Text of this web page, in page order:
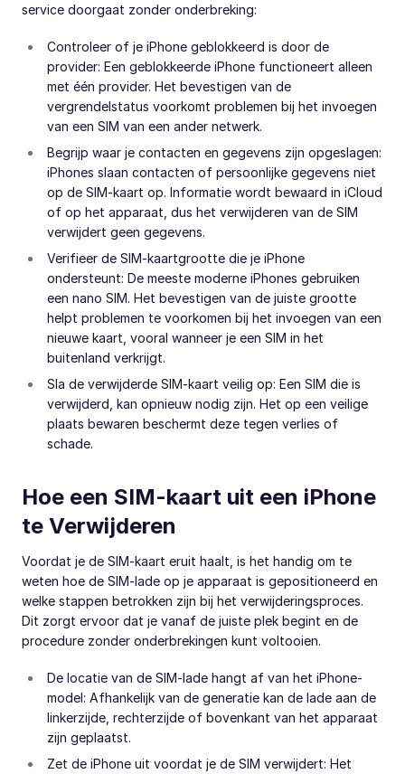
service doorgaat zonder onderbreking:
Controleer of je iPhone geblokkeerd is door de
provider: Een geblokkeerde iPhone functioneert alleen
met één provider. Het bevestigen van de
vergrendelstatus voorkomt problemen bij het invoegen
van een SIM van een ander netwerk.
Begrijp waar je contacten en gegevens zijn opgeslagen:
iPhones slaan contacten of persoonlijke gegevens niet
op de SIM-kaart op. Informatie wordt bewaard in iCloud
of op het apparaat, dus het verwijderen van de SIM
verwijdert geen gegevens.
Verifieer de SIM-kaartgrootte die je iPhone
ondersteunt: De meeste moderne iPhones gebruiken
een nano SIM. Het bevestigen van de juiste grootte
helpt problemen te voorkomen bij het invoegen van een
nieuwe kaart, vooral wanneer je een SIM in het
buitenland verkrijgt.
Sla de verwijderde SIM-kaart veilig op: Een SIM die is
verwijderd, kan opnieuw nodig zijn. Het op een veilige
plaats bewaren beschermt deze tegen verlies of
schade.
Hoe een SIM-kaart uit een iPhone
te Verwijderen
Voordat je de SIM-kaart eruit haalt, is het handig om te
weten hoe de SIM-lade op je apparaat is gepositioneerd en
welke stappen betrokken zijn bij het verwijderingsproces.
Dit zorgt ervoor dat je vanaf de juiste plek begint en de
procedure zonder onderbrekingen kunt voltooien.
De locatie van de SIM-lade hangt af van het iPhone-
model: Afhankelijk van de generatie kan de lade aan de
linkerzijde, rechterzijde of bovenkant van het apparaat
zijn geplaatst.
Zet de iPhone uit voordat je de SIM verwijdert: Het